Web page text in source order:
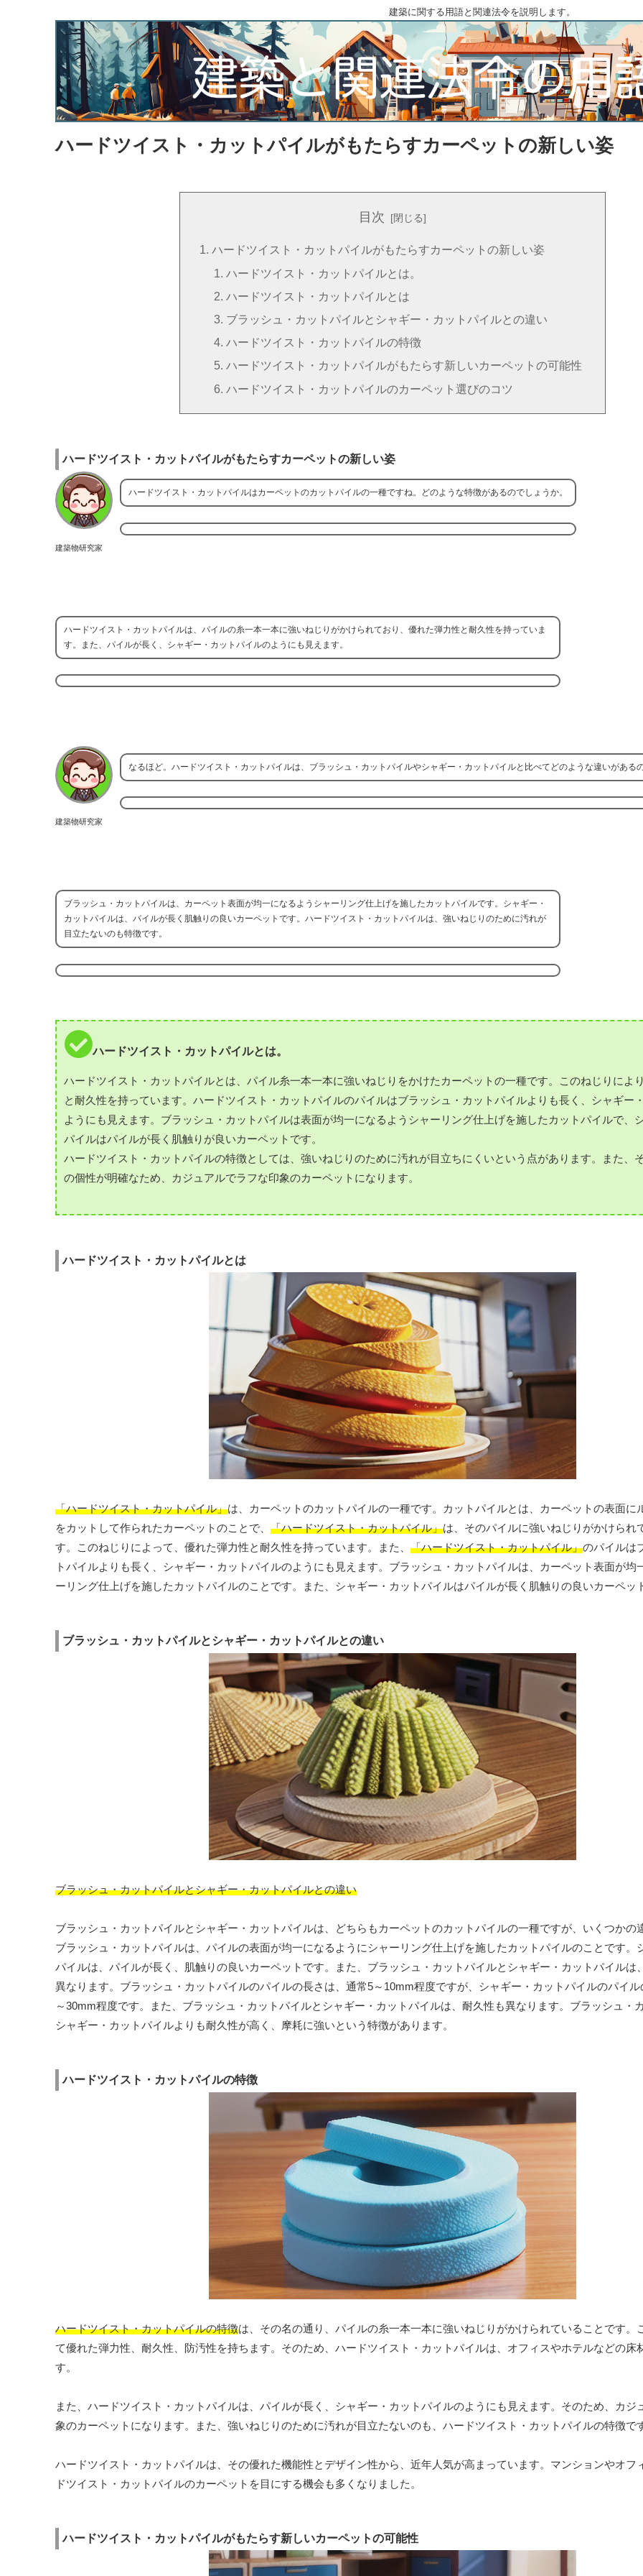
建築に関する用語と関連法令を説明します。
ハードツイスト・カットパイルがもたらすカーペットの新しい姿
目次
ハードツイスト・カットパイルがもたらすカーペットの新しい姿
ハードツイスト・カットパイルとは。
ハードツイスト・カットパイルとは
ブラッシュ・カットパイルとシャギー・カットパイルとの違い
ハードツイスト・カットパイルの特徴
ハードツイスト・カットパイルがもたらす新しいカーペットの可能性
ハードツイスト・カットパイルのカーペット選びのコツ
ハードツイスト・カットパイルがもたらすカーペットの新しい姿
建築物研究家
ハードツイスト・カットパイルはカーペットのカットパイルの一種ですね。どのような特徴があるのでしょうか。
ハードツイスト・カットパイルは、パイルの糸一本一本に強いねじりがかけられており、優れた弾力性と耐久性を持っていま
す。また、パイルが長く、シャギー・カットパイルのようにも見えます。
建築物研究家
なるほど。ハードツイスト・カットパイルは、ブラッシュ・カットパイルやシャギー・カットパイルと比べてどのような違いがある
ブラッシュ・カットパイルは、カーペット表面が均一になるようシャーリング仕上げを施したカットパイルです。シャギー・
カットパイルは、パイルが長く肌触りの良いカーペットです。ハードツイスト・カットパイルは、強いねじりのために汚れが
目立たないのも特徴です。
ハードツイスト・カットパイルとは。
ハードツイスト・カットパイルとは、パイル糸一本一本に強いねじりをかけたカーペットの一種です。このねじりによ
と耐久性を持っています。ハードツイスト・カットパイルのパイルはブラッシュ・カットパイルよりも長く、シャギー
ようにも見えます。ブラッシュ・カットパイルは表面が均一になるようシャーリング仕上げを施したカットパイルで、
パイルはパイルが長く肌触りが良いカーペットです。
ハードツイスト・カットパイルの特徴としては、強いねじりのために汚れが目立ちにくいという点があります。また、
の個性が明確なため、カジュアルでラフな印象のカーペットになります。
ハードツイスト・カットパイルとは
「ハードツイスト・カットパイル」は、カーペットのカットパイルの一種です。カットパイルとは、カーペットの表面に
をカットして作られたカーペットのことで、 「ハードツイスト・カットパイル」は、そのパイルに強いねじりがかけられ
す。このねじりによって、優れた弾力性と耐久性を持っています。また、 「ハードツイスト・カットパイル」のパイルは
トパイルよりも長く、シャギー・カットパイルのようにも見えます。ブラッシュ・カットパイルは、カーペット表面が均
ーリング仕上げを施したカットパイルのことです。また、シャギー・カットパイルはパイルが長く肌触りの良いカーペッ
ブラッシュ・カットパイルとシャギー・カットパイルとの違い
ブラッシュ・カットパイルとシャギー・カットパイルとの違い
ブラッシュ・カットパイルとシャギー・カットパイルは、どちらもカーペットのカットパイルの一種ですが、いくつかの
ブラッシュ・カットパイルは、パイルの表面が均一になるようにシャーリング仕上げを施したカットパイルのことです。
パイルは、パイルが長く、肌触りの良いカーペットです。また、ブラッシュ・カットパイルとシャギー・カットパイルは
異なります。ブラッシュ・カットパイルのパイルの長さは、通常5～10mm程度ですが、シャギー・カットパイルのパイ
～30mm程度です。また、ブラッシュ・カットパイルとシャギー・カットパイルは、耐久性も異なります。ブラッシュ・
シャギー・カットパイルよりも耐久性が高く、摩耗に強いという特徴があります。
ハードツイスト・カットパイルの特徴
ハードツイスト・カットパイルの特徴は、その名の通り、パイルの糸一本一本に強いねじりがかけられていることです。
て優れた弾力性、耐久性、防汚性を持ちます。そのため、ハードツイスト・カットパイルは、オフィスやホテルなどの床
す。
また、ハードツイスト・カットパイルは、パイルが長く、シャギー・カットパイルのようにも見えます。そのため、カジ
象のカーペットになります。また、強いねじりのために汚れが目立たないのも、ハードツイスト・カットパイルの特徴で
ハードツイスト・カットパイルは、その優れた機能性とデザイン性から、近年人気が高まっています。マンションやオフ
ドツイスト・カットパイルのカーペットを目にする機会も多くなりました。
ハードツイスト・カットパイルがもたらす新しいカーペットの可能性